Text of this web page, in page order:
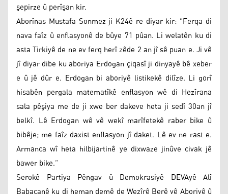
şepirze û perîşan kir.
Aborînas Mustafa Sonmez ji K24ê re diyar kir: "Ferqa di
nava faîz û enflasyonê de bûye 71 pûan. Li welatên ku di
asta Tirkiyê de ne ev ferq herî zêde 2 an jî sê puan e. Ji vê
jî diyar dibe ku aboriya Erdogan çiqasî ji dinyayê bê xeber
e û jê dûr e. Erdogan bi aboriyê listikekê dilîze. Li gorî
hisabên pergala matematîkê enflasyon wê di Hezîrana
sala pêşiya me de ji xwe ber dakeve heta ji sedî 30an jî
belkî. Lê Erdogan wê vê wekî marîfetekê raber bike û
bibêje; me faîz daxist enflasyon jî daket. Lê ev ne rast e.
Armanca wî heta hilbijartinê ye dixwaze jinûve civak jê
bawer bike.”
Serokê Partiya Pêngav û Demokrasiyê DEVAyê Alî